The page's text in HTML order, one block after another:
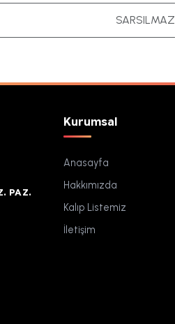
SARSILMAZ
PAZ.
Kurumsal
Anasayfa
Hakkımızda
Kalıp Listemiz
İletişim